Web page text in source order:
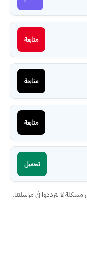
متابعة
متابعة
متابعة
تحميل
لا تترددوا في مراسلتنا.